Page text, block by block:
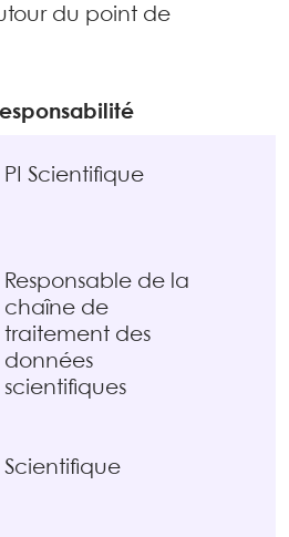
du point de
PI Scientifique
Responsable de la
chaîne de
traitement des
données
scientifiques
Scientifique